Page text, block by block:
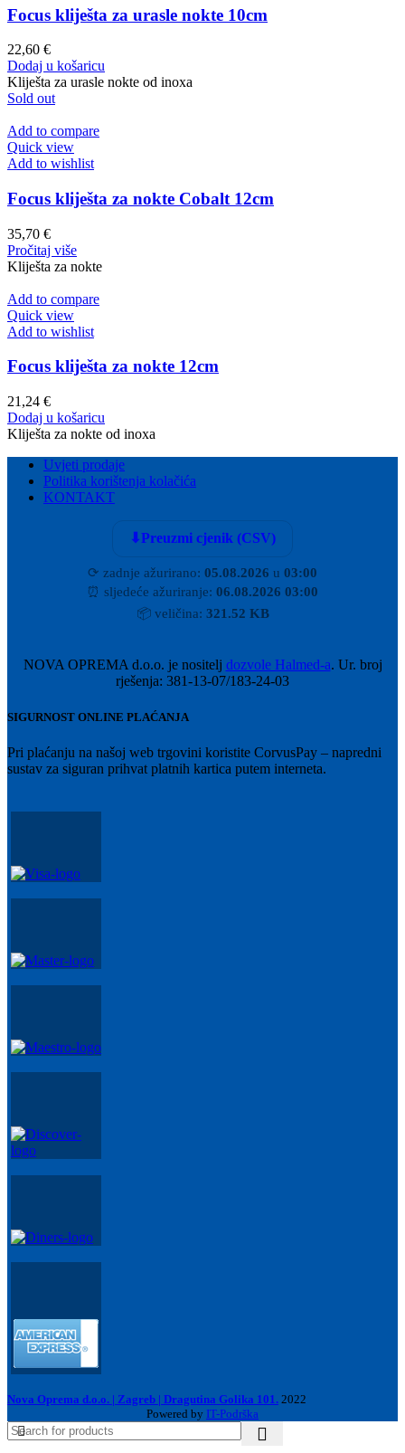
Focus kliješta za urasle nokte 10cm
22,60 €
Dodaj u košaricu
Kliješta za urasle nokte od inoxa
Sold out
Add to compare
Quick view
Add to wishlist
Focus kliješta za nokte Cobalt 12cm
35,70 €
Pročitaj više
Kliješta za nokte
Add to compare
Quick view
Add to wishlist
Focus kliješta za nokte 12cm
21,24 €
Dodaj u košaricu
Kliješta za nokte od inoxa
Uvjeti prodaje
Politika korištenja kolačića
KONTAKT
⬇Preuzmi cjenik (CSV)
⟳ zadnje ažurirano: 05.08.2026 u 03:00
⏰ sljedeće ažuriranje: 06.08.2026 03:00
📦veličina: 321.52 KB
NOVA OPREMA d.o.o. je nositelj dozvole Halmed-a. Ur. broj
rješenja: 381-13-07/183-24-03
SIGURNOST ONLINE PLAĆANJA
Pri plaćanju na našoj web trgovini koristite CorvusPay – napredni
sustav za siguran prihvat platnih kartica putem interneta.
Nova Oprema d.o.o. | Zagreb | Dragutina Golika 101. 2022
Powered by IT-Podrška